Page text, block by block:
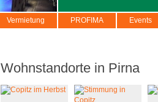
Vermietung PROFIMA Events
Wohnstandorte in Pirna